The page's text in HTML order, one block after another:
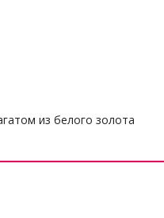
из белого золота